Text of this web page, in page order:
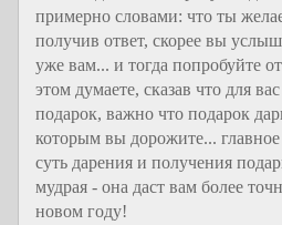
примерно словами: что ты
получив ответ, скорее вы
уже вам... и тогда попробуйте
этом думаете, сказав что для
подарок, важно что подарок
которым вы дорожите...
суть дарения и получения
мудрая - она даст вам более
новом году!